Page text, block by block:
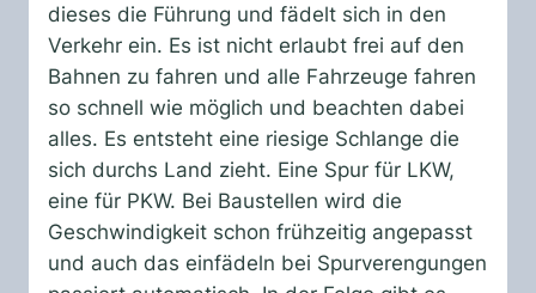
dieses die Führung und fädelt sich in den
Verkehr ein. Es ist nicht erlaubt frei auf den
Bahnen zu fahren und alle Fahrzeuge fahren
so schnell wie möglich und beachten dabei
alles. Es entsteht eine riesige Schlange die
sich durchs Land zieht. Eine Spur für LKW,
eine für PKW. Bei Baustellen wird die
Geschwindigkeit schon frühzeitig angepasst
und auch das einfädeln bei Spurverengungen